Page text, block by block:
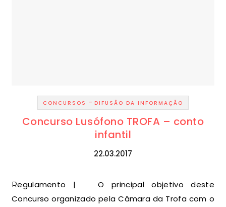
CONCURSOS - DIFUSÃO DA INFORMAÇÃO
Concurso Lusófono TROFA – conto
infantil
22.03.2017
Regulamento | O principal objetivo deste
Concurso organizado pela Câmara da Trofa com o